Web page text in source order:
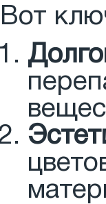
Вот